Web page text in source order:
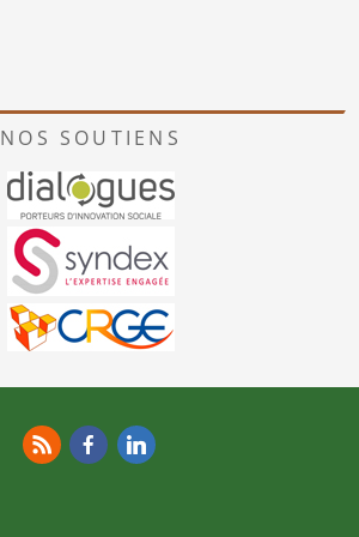
NOS SOUTIENS